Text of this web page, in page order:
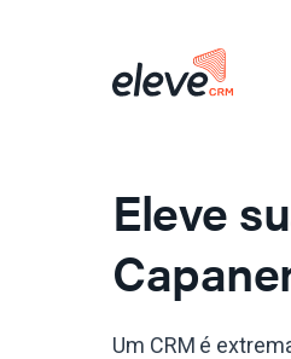
Eleve
Um CRM é